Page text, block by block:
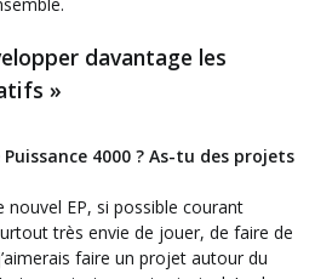
davantage les
»
4000 ? As-tu des projets
EP, si possible courant
très envie de jouer, de faire de
faire un projet autour du